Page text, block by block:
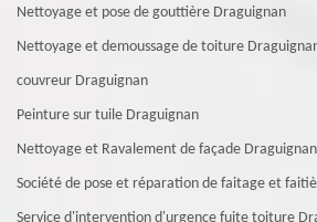
Nettoyage et pose de gouttière Draguignan
Nettoyage et demoussage de toiture
couvreur Draguignan
Peinture sur tuile Draguignan
Nettoyage et Ravalement de façade Draguignan
Société de pose et réparation de faitage et
Service d'intervention d'urgence fuite toiture